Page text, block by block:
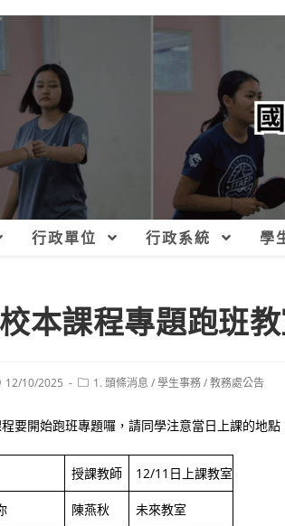
行政單位 行政系統 學
本課程專題跑班
12/10/2025
Post1. 頭條消息 /學生事務/教務處公告
要開始跑班專題囉，請同學注意當日上課的地點
授課教師 12/11日上課教室
陳燕秋 未來教室